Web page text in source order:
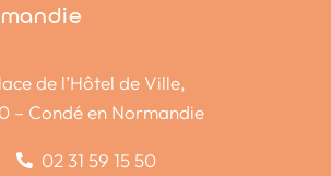
de l’Hôtel de Ville,
– Condé en Normandie
02 31 59 15 50